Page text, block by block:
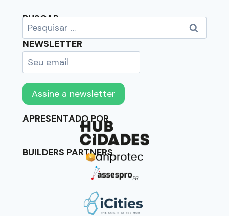
BUSCAR
NEWSLETTER
APRESENTADO POR
BUILDERS PARTNERS